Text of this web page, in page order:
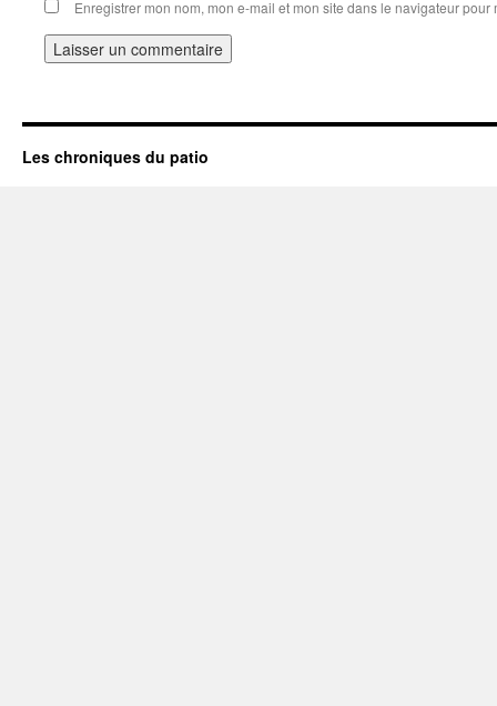
Enregistrer mon nom, mon e-mail et mon site dans le navigateur
Les chroniques du patio